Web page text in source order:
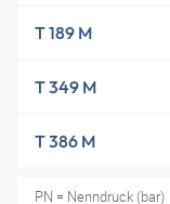
T 189 M
T 349 M
T 386 M
PN = Nenndruck (bar)